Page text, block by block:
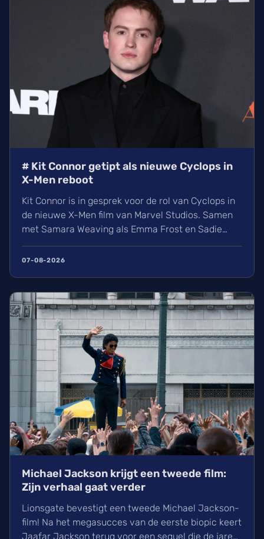
# Kit Connor getipt als nieuwe Cyclops in
X-Men reboot
Kit Connor is in gesprek voor de rol van Cyclops in
de nieuwe X-Men film van Marvel Studios. Samen
met Samara Weaving als Emma Frost en Sadie
mutantenteam stilaan vorm. Wij kijken uit naar
Doomsday.
07-08-2026
Michael Jackson krijgt een tweede film:
Zijn verhaal gaat verder
Lionsgate bevestigt een tweede Michael Jackson-
film! Na het megasucces van de eerste biopic keert
Jaafar Jackson terug voor een sequel die de jaren